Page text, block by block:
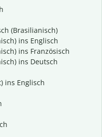
(Brasilianisch)
ins Englisch
ins Französisch
ins Deutsch
ins Englisch